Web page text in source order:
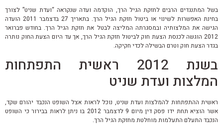
בשל המתנגדים הרבים לחזקת הגיל הרך, הוקדמה ועדה שנקראה “ועדת שניט” לצורך
בחינת האפשרות לשינוי או ביטול חזקת הגיל הרך. בתאריך 27 בדצמבר 2011 הועדה
הגישה את המלצותיה ובמסגרתה המליצה לבטל את חזקת הגיל הרך. בחודש פברואר
2012 הוגשה לכנסת הצעת חוק לביטול חזקת הגיל הרך, אך עד היום הצעת החוק נותרה
בגדר הצעת חוק וטרם הבשילה לכדי חקיקה.
בשנת 2012 ראשית התפתחות
המלצות ועדת שניט
ראשית ההתפתחות להמלצות ועדת שניט, נוכל לראות אצל השופט הנכבד יהורם שקד,
אשר הוציא תחת ידו פסק דין מיום 9 לדצמבר 2012 בו ניתן לראות בבירור כי השופט
הנכבד התעלם התעלמות מוחלטת מחזקת הגיל הרך.